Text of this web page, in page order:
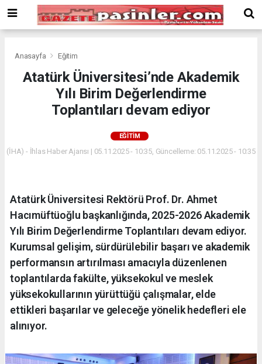
Bonusu
Veren
deneme
Yeni
Anasayfa Eğitim
Atatürk Üniversitesi’nde Akademik
Yılı Birim Değerlendirme
Toplantıları devam ediyor
EĞITIM
(İHA) - İhlas Haber Ajansı | 05.11.2025 - 10:35, Güncelleme: 05.11.2025 - 10:35
Atatürk Üniversitesi Rektörü Prof. Dr. Ahmet
Hacımüftüoğlu başkanlığında, 2025-2026 Akademik
Yılı Birim Değerlendirme Toplantıları devam ediyor.
Kurumsal gelişim, sürdürülebilir başarı ve akademik
performansın artırılması amacıyla düzenlenen
toplantılarda fakülte, yüksekokul ve meslek
yüksekokullarının yürüttüğü çalışmalar, elde
ettikleri başarılar ve geleceğe yönelik hedefleri ele
alınıyor.